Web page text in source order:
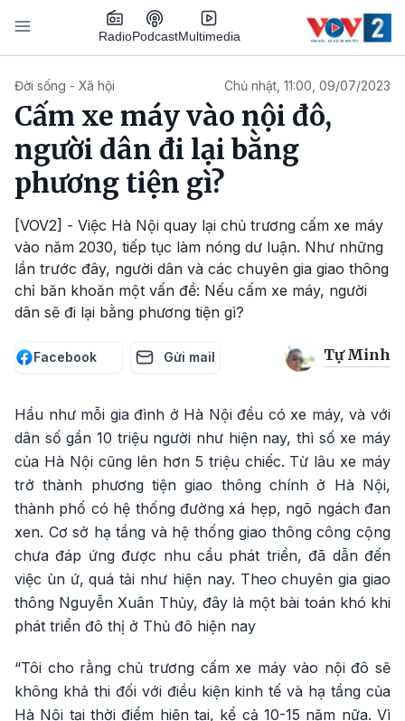
Nhảy đến nội dung
RadioPodcastMultimedia
Đời sống - Xã hội Chủ nhật, 11:00, 09/07/2023
Cấm xe máy vào nội đô,
người dân đi lại bằng
phương tiện gì?
[VOV2] - Việc Hà Nội quay lại chủ trương cấm xe máy
vào năm 2030, tiếp tục làm nóng dư luận. Như những
lần trước đây, người dân và các chuyên gia giao thông
chỉ băn khoăn một vấn đề: Nếu cấm xe máy, người
dân sẽ đi lại bằng phương tiện gì?
Facebook Gửi mail Tự Minh
Hầu như mỗi gia đình ở Hà Nội đều có xe máy, và với
dân số gần 10 triệu người như hiện nay, thì số xe máy
của Hà Nội cũng lên hơn 5 triệu chiếc. Từ lâu xe máy
trở thành phương tiện giao thông chính ở Hà Nội,
thành phố có hệ thống đường xá hẹp, ngõ ngách đan
xen. Cơ sở hạ tầng và hệ thống giao thông công cộng
chưa đáp ứng được nhu cầu phát triển, đã dẫn đến
việc ùn ứ, quá tải như hiện nay. Theo chuyên gia giao
thông Nguyễn Xuân Thủy, đây là một bài toán khó khi
phát triển đô thị ở Thủ đô hiện nay
“Tôi cho rằng chủ trương cấm xe máy vào nội đô sẽ
không khả thi đối với điều kiện kinh tế và hạ tầng của
Hà Nội tại thời điểm hiện tại, kể cả 10-15 năm nữa. Vì